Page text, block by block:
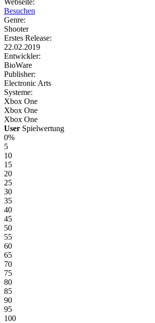
Webseite:
Besuchen
Genre:
Shooter
Erstes Release:
22.02.2019
Entwickler:
BioWare
Publisher:
Electronic Arts
Systeme:
Xbox One
Xbox One
Xbox One
User Spielwertung
0%
5
10
15
20
25
30
35
40
45
50
55
60
65
70
75
80
85
90
95
100